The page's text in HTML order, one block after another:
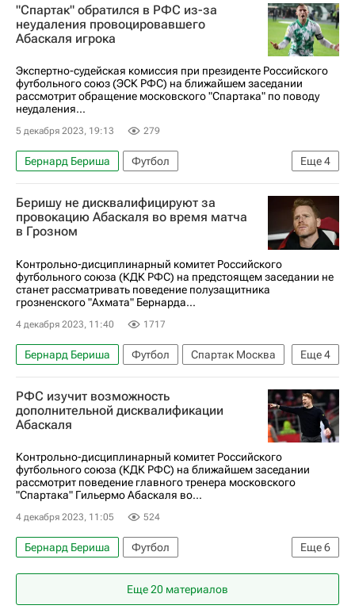
Ахмат
РПЛ 2026-2027 (Чемпионат России по футболу)
"Спартак" обратился в РФС из-за
неудаления провоцировавшего
Абаскаля игрока
Экспертно-судейская комиссия при президенте Российского
футбольного союз (ЭСК РФС) на ближайшем заседании
рассмотрит обращение московского "Спартака" по поводу
неудаления...
5 декабря 2023, 19:13 279
Еще4
Бернард Бериша
Футбол
Гильермо Абаскаль
Спартак Москва
Ахмат
РПЛ 2026-2027 (Чемпионат России по футболу)
Беришу не дисквалифицируют за
провокацию Абаскаля во время матча
в Грозном
Контрольно-дисциплинарный комитет Российского
футбольного союза (КДК РФС) на предстоящем заседании не
станет рассматривать поведение полузащитника
грозненского "Ахмата" Бернарда...
4 декабря 2023, 11:40 1717
Еще4
Бернард Бериша Футбол
Спартак Москва
Ахмат
Российский футбольный союз (РФС)
Артур Григорьянц
Гильермо Абаскаль
РФС изучит возможность
дополнительной дисквалификации
Абаскаля
Контрольно-дисциплинарный комитет Российского
футбольного союза (КДК РФС) на ближайшем заседании
рассмотрит поведение главного тренера московского
"Спартака" Гильермо Абаскаля во...
4 декабря 2023, 11:05 524
Еще6
Бернард Бериша
Футбол
Гильермо Абаскаль
Артур Григорьянц
Еще 20 материалов